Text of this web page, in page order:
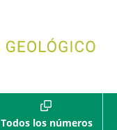
Todos los números